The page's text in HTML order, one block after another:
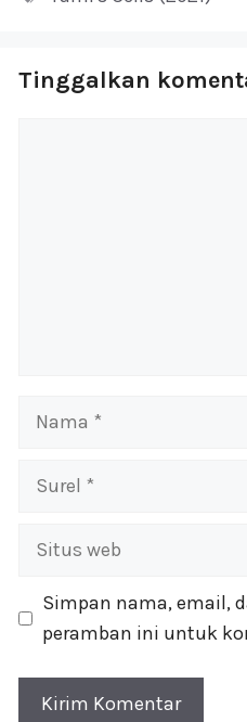
Tinggalkan
Nama
Surel
Situs
Simpan nama, email,
peramban ini untuk